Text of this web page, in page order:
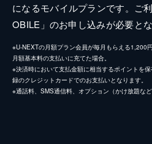
になるモバイルプランです。ご
OBILE」のお申し込みが必要とな
※U-NEXTの月額プラン会員が毎月もらえる1,200
月額基本料の支払いに充てた場合。
※決済時において支払金額に相当するポイントを
録のクレジットカードでのお支払いとなります。
※通話料、SMS通信料、オプション（かけ放題な